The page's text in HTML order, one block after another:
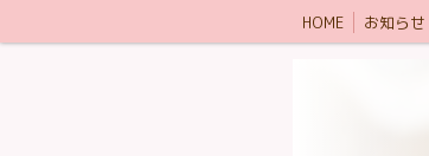
HOME お知らせ